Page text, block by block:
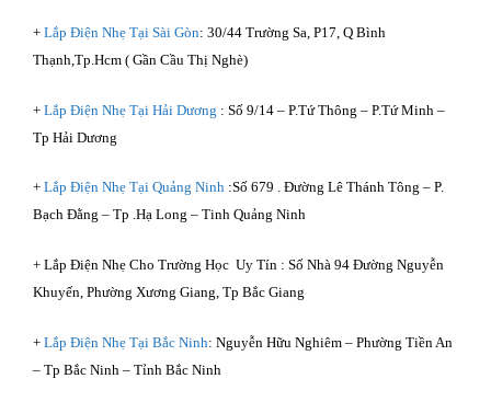
+ Lắp Điện Nhẹ Tại Sài Gòn: 30/44 Trường Sa, P17, Q Bình
Thạnh,Tp.Hcm ( Gần Cầu Thị Nghè)
+ Lắp Điện Nhẹ Tại Hải Dương : Số 9/14 – P.Tứ Thông – P.Tứ Minh –
Tp Hải Dương
+ Lắp Điện Nhẹ Tại Quảng Ninh :Số 679 . Đường Lê Thánh Tông – P.
Bạch Đằng – Tp .Hạ Long – Tinh Quảng Ninh
+ Lắp Điện Nhẹ Cho Trường Học Uy Tín : Số Nhà 94 Đường Nguyễn
Khuyến, Phường Xương Giang, Tp Bắc Giang
+ Lắp Điện Nhẹ Tại Bắc Ninh: Nguyễn Hữu Nghiêm – Phường Tiền An
– Tp Bắc Ninh – Tỉnh Bắc Ninh